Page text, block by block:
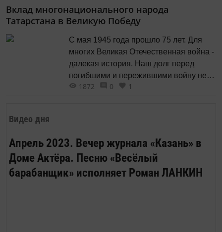
Видео дня
Апрель 2023. Вечер журнала «Казань» в
Доме Актёра. Песню «Весёлый
барабанщик» исполняет Роман ЛАНКИН
Вклад многонационального народа
Татарстана в Великую Победу
С мая 1945 года прошло 75 лет. Для
многих Великая Отечественная война -
далекая история. Наш долг перед
погибшими и пережившими войну не
позволить забыть эту страницу истории
1872 0 1